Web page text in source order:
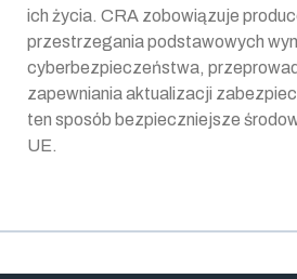
ich życia. CRA zobowiązuje
przestrzegania podstawowych
cyberbezpieczeństwa,
zapewniania aktualizacji
ten sposób bezpieczniejsze
UE.